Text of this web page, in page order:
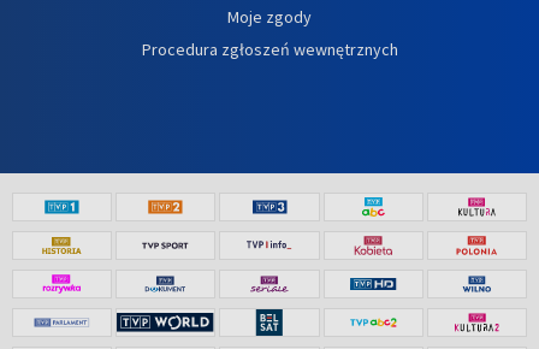
Moje zgody
Procedura zgłoszeń wewnętrznych